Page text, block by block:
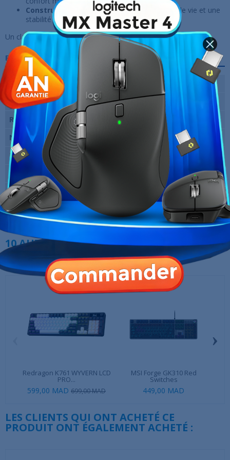
Construction solidepour une longue durée de vie et une
stabilité optimale.
Un clavier polyvalent alliant style, confort et performance.
Fiche technique
Type de connexion
Filaire
Clavier mécanique
Oui
Rétro-éclairage
Norme du clavier
Utilisation
Type de switch
Garantie
Références spécifiques
10 AUTRES PRODUITS DANS LA MÊME
CATÉGORIE :
Redragon K761 WYVERN LCD
PRO...
599,00 MAD 699,00 MAD
MSI Forge GK310 Red
Switches
449,00 MAD
›
LES CLIENTS QUI ONT ACHETÉ CE
PRODUIT ONT ÉGALEMENT ACHETÉ :